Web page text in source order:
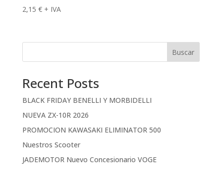
2,15 € + IVA
Buscar
Recent Posts
BLACK FRIDAY BENELLI Y MORBIDELLI
NUEVA ZX-10R 2026
PROMOCION KAWASAKI ELIMINATOR 500
Nuestros Scooter
JADEMOTOR Nuevo Concesionario VOGE